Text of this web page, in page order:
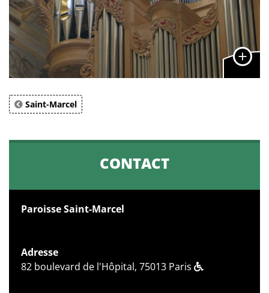
Saint-Marcel
CONTACT
Paroisse Saint-Marcel
Adresse
82 boulevard de l'Hôpital, 75013 Paris